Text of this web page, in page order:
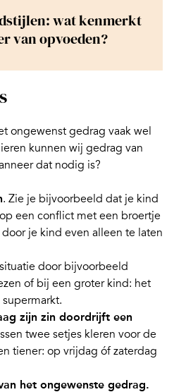
wat kenmerkt
van opvoeden?
ongewenst gedrag vaak wel
kunnen wij gedrag van
dat nodig is?
. Zie je bijvoorbeeld dat je kind
een conflict met een broertje
je kind even alleen te laten
door bijvoorbeeld
of bij een groter kind: het
zijn zin doordrijft een
twee setjes kleren voor de
tiener: op vrijdag óf zaterdag
het ongewenste gedrag.